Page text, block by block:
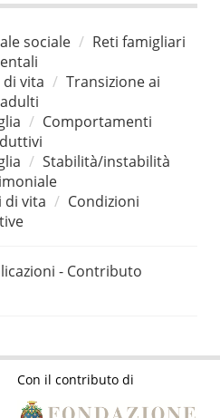
sociale
Reti famigliari
di vita
Transizione ai
Comportamenti
Stabilità/instabilità
di vita
Condizioni
- Contributo
Con il contributo di